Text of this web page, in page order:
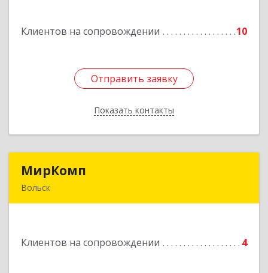
Клиентов на сопровождении 10
Отправить заявку
Показать контакты
Подробнее
Отправить заявку
Назад
МирКомп
Вольск
Клиентов на сопровождении 4
Подробнее